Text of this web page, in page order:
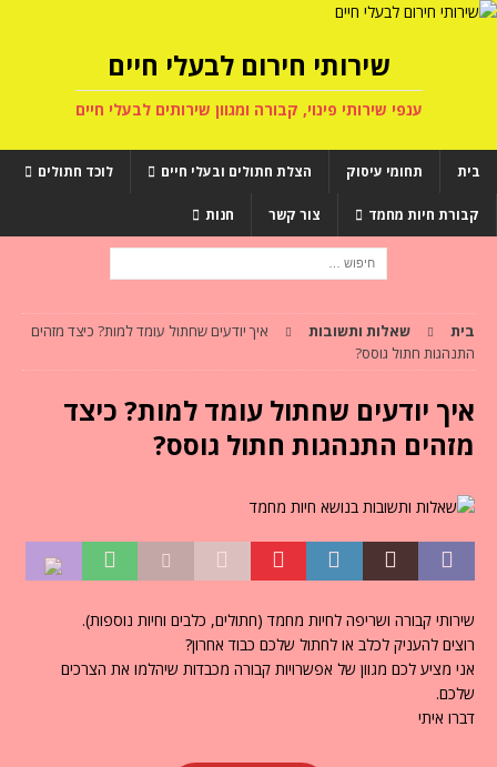
שירותי חירום לבעלי חיים
ענפי שירותי פינוי, קבורה ומגוון שירותים לבעלי חיים
בית תחומי עיסוק הצלת חתולים ובעלי חיים לוכד חתולים
קבורת חיות מחמד צור קשר חנות
בית שאלות ותשובות
איך יודעים שחתול עומד למות? כיצד מזהים
התנהגות חתול גוסס?
איך יודעים שחתול עומד למות? כיצד
מזהים התנהגות חתול גוסס?
שירותי קבורה ושריפה לחיות מחמד (חתולים, כלבים וחיות נוספות).
רוצים להעניק לכלב או לחתול שלכם כבוד אחרון?
אני מציע לכם מגוון של אפשרויות קבורה מכבדות שיהלמו את הצרכים
שלכם.
דברו איתי